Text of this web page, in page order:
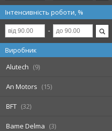
Інтенсивність роботи, %
Виробник
Alutech
9
An Motors 15
BFT 32
Bame Delma 3